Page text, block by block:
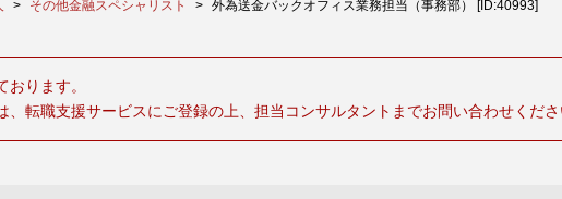
その他金融スペシャリスト 外為送金バックオフィス業務担当（事務部） [ID:40993]
ります。
転職支援サービスにご登録の上、担当コンサルタントまでお問い合わせくださ